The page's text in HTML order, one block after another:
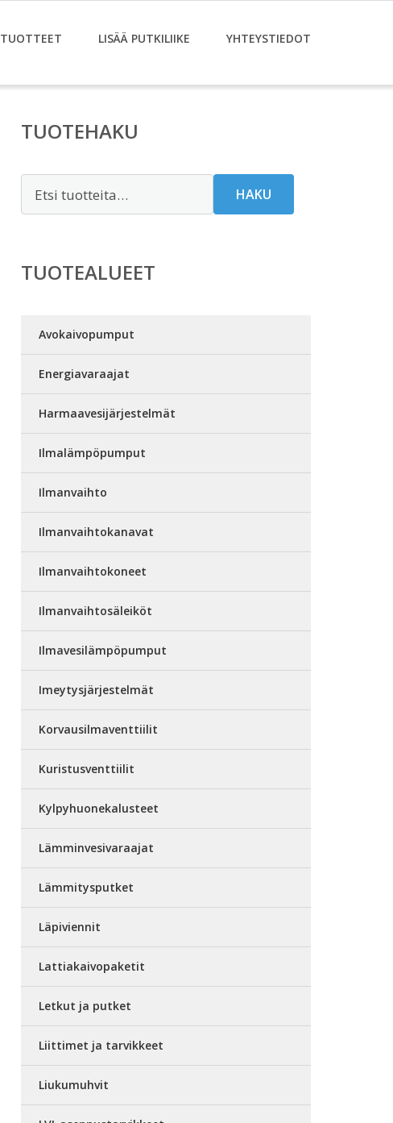
TUOTTEET LISÄÄ PUTKILIIKE YHTEYSTIEDOT
TUOTEHAKU
HAKU
TUOTEALUEET
Avokaivopumput
Energiavaraajat
Harmaavesijärjestelmät
Ilmalämpöpumput
Ilmanvaihto
Ilmanvaihtokanavat
Ilmanvaihtokoneet
Ilmanvaihtosäleiköt
Ilmavesilämpöpumput
Imeytysjärjestelmät
Korvausilmaventtiilit
Kuristusventtiilit
Kylpyhuonekalusteet
Lämminvesivaraajat
Lämmitysputket
Läpiviennit
Lattiakaivopaketit
Letkut ja putket
Liittimet ja tarvikkeet
Liukumuhvit